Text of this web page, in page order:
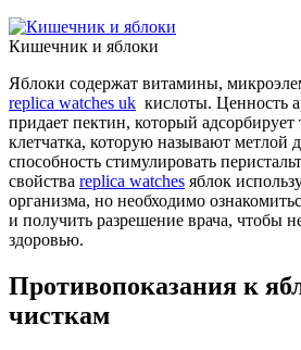
Кишечник и яблоки
Яблоки содержат витамины,
replica watches uk кислоты. Ценность
придает пектин, который
клетчатка, которую называют метлой
способность стимулировать
свойства replica watches яблок
организма, но необходимо
и получить разрешение врача, чтобы
здоровью.
Противопоказания к
чисткам